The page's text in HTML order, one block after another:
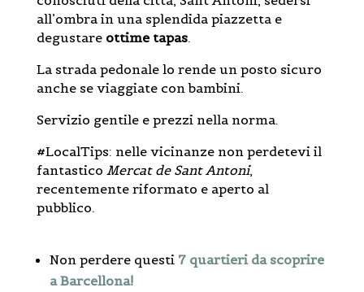
all’ombra in una splendida piazzetta e
degustare ottime tapas.
La strada pedonale lo rende un posto sicuro
anche se viaggiate con bambini.
Servizio gentile e prezzi nella norma.
#LocalTips: nelle vicinanze non perdetevi il
fantastico Mercat de Sant Antoni,
recentemente riformato e aperto al
pubblico.
Non perdere questi 7 quartieri da scoprire
a Barcellona!